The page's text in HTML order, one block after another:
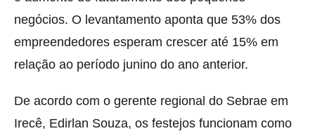
negócios. O levantamento aponta que 53% dos
empreendedores esperam crescer até 15% em
relação ao período junino do ano anterior.
De acordo com o gerente regional do Sebrae em
Irecê, Edirlan Souza, os festejos funcionam como